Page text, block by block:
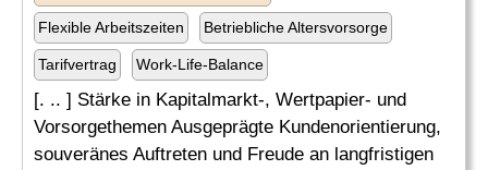
Flexible Arbeitszeiten Betriebliche Altersvorsorge
Tarifvertrag Work-Life-Balance
[. .. ] Stärke in Kapitalmarkt-, Wertpapier- und
Vorsorgethemen Ausgeprägte Kundenorientierung,
souveränes Auftreten und Freude an langfristigen